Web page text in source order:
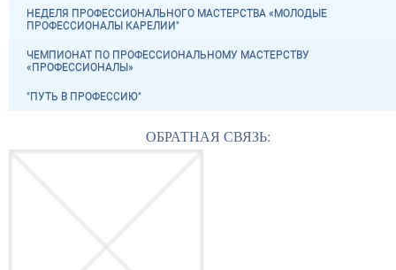
НЕДЕЛЯ ПРОФЕССИОНАЛЬНОГО МАСТЕРСТВА «МОЛОДЫЕ
ПРОФЕССИОНАЛЫ КАРЕЛИИ"
ЧЕМПИОНАТ ПО ПРОФЕССИОНАЛЬНОМУ МАСТЕРСТВУ
«ПРОФЕССИОНАЛЫ»
"ПУТЬ В ПРОФЕССИЮ"
ОБРАТНАЯ СВЯЗЬ: